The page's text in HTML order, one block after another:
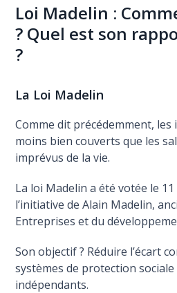
Loi Madelin :
? Quel est son
?
La Loi Madelin
Comme dit précédemment,
moins bien couverts que les
imprévus de la vie.
La loi Madelin a été votée le
l’initiative de Alain Madelin,
Entreprises et du
Son objectif ? Réduire l’écart
systèmes de protection
indépendants.